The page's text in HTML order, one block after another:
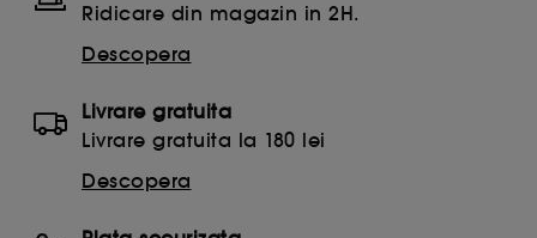
Ridicare din magazin in 2H.
Descopera
Livrare gratuita
Livrare gratuita la 180 lei
Descopera